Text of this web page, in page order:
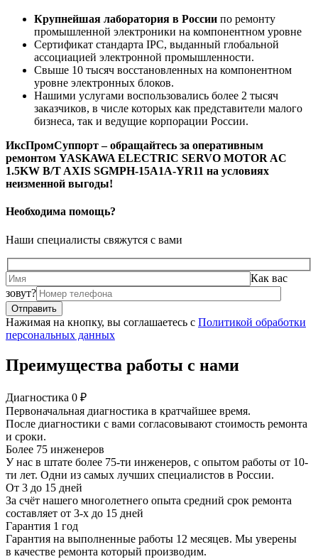
Крупнейшая лаборатория в России по ремонту
промышленной электроники на компонентном уровне
Сертификат стандарта IPC, выданный глобальной
ассоциацией электронной промышленности.
Свыше 10 тысяч восстановленных на компонентном
уровне электронных блоков.
Нашими услугами воспользовались более 2 тысяч
заказчиков, в числе которых как представители малого
бизнеса, так и ведущие корпорации России.
ИксПромСуппорт – обращайтесь за оперативным
ремонтом YASKAWA ELECTRIC SERVO MOTOR AC
1.5KW B/T AXIS SGMPH-15A1A-YR11 на условиях
неизменной выгоды!
Необходима помощь?
Наши специалисты свяжутся с вами
Как вас
зовут?
Нажимая на кнопку, вы соглашаетесь с Политикой обработки
персональных данных
Преимущества работы с нами
Диагностика 0 ₽
Первоначальная диагностика в кратчайшее время.
После диагностики с вами согласовывают стоимость ремонта
и сроки.
Более 75 инженеров
У нас в штате более 75-ти инженеров, с опытом работы от 10-
ти лет. Одни из самых лучших специалистов в России.
От 3 до 15 дней
За счёт нашего многолетнего опыта средний срок ремонта
составляет от 3-х до 15 дней
Гарантия 1 год
Гарантия на выполненные работы 12 месяцев. Мы уверены
в качестве ремонта который производим.